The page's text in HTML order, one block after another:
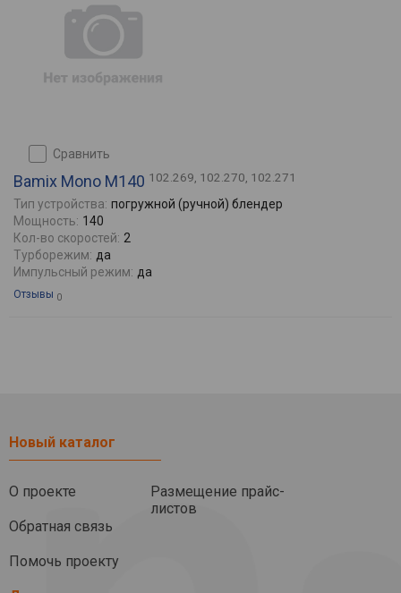
сравнить
Bamix Mono M140 102.269, 102.270, 102.271
Тип устройства: погружной (ручной) блендер
Мощность: 140
Кол-во скоростей: 2
Турборежим: да
Импульсный режим: да
Отзывы 0
Новый каталог
О проекте
Обратная связь
Помочь проекту
Размещение прайс-
листов